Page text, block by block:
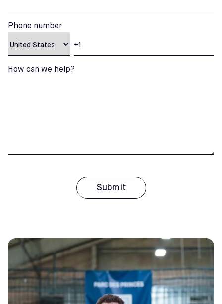
Phone number
How can we help?